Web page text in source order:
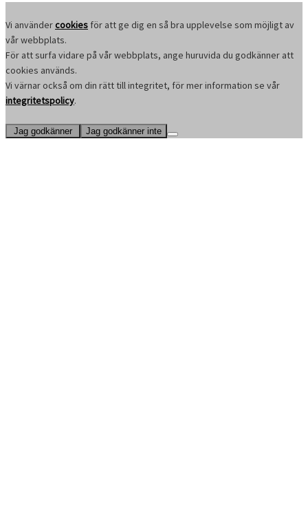
Vi användercookies för att ge dig en så bra upplevelse som möjligt av
vår webbplats.
För att surfa vidare på vår webbplats, ange huruvida du godkänner att
cookies används.
Vi värnar också om din rätt till integritet, för mer information se vår
integritetspolicy.
Jag godkänner Jag godkänner inte